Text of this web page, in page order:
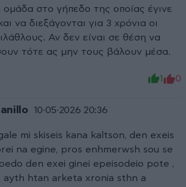
ομάδα στο γήπεδο της οποίας έγινε
να διεξάγονται για 3 χρόνια οι
Αν δεν είναι σε θέση να
τότε ας μην τους βάλουν μέσα.
1 0
10·05·2026 20:36
mi skiseis kana kaltson, den exeis
na egine, pros enhmerwsh sou se
den exei ginei epeisodeio pote ,
ayth htan arketa xronia sthn a